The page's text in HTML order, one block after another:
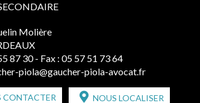
Molière
87 30 - Fax : 05 57 51 73 64
piola@gaucher-piola-avocat.fr
CONTACTER NOUS LOCALISER